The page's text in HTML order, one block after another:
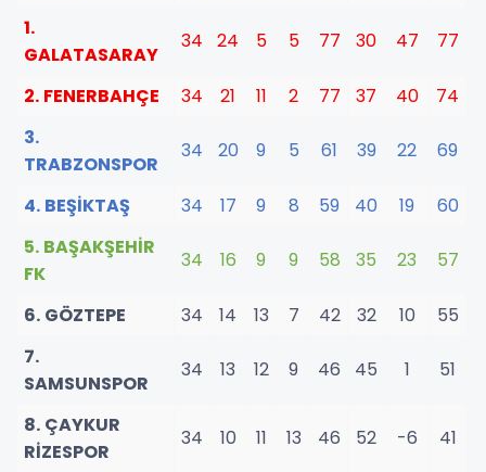
1.
GALATASARAY
34 24 5 5 77 30 47 77
2. FENERBAHÇE 34 21 11 2 77 37 40
74
3.
TRABZONSPOR
34 20 9 5 61 39 22 69
4. BEŞİKTAŞ 34 17 9 8 59 40 19
60
5. BAŞAKŞEHİR
FK
34 16 9 9 58 35 23 57
6. GÖZTEPE 34 14 13 7 42 32 10
55
7.
SAMSUNSPOR
34 13 12 9 46 45 1 51
8. ÇAYKUR
RİZESPOR
34 10 11 13 46 52 -6 41